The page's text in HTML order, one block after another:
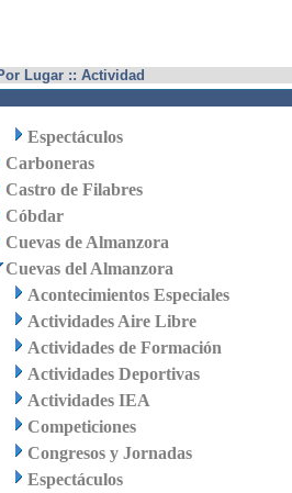
Lugar :: Actividad
Espectáculos
Carboneras
Castro de Filabres
Cóbdar
Cuevas de Almanzora
Cuevas del Almanzora
Acontecimientos Especiales
Actividades Aire Libre
Actividades de Formación
Actividades Deportivas
Actividades IEA
Competiciones
Congresos y Jornadas
Espectáculos